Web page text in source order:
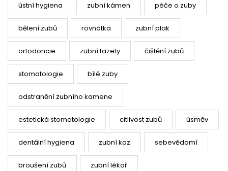
ústní hygiena zubní kámen péče o zuby
bělení zubů rovnátka zubní plak
ortodoncie zubní fazety čištění zubů
stomatologie bílé zuby
odstranění zubního kamene
estetická stomatologie citlivost zubů úsměv
dentální hygiena zubní kaz sebevědomí
broušení zubů zubní lékař